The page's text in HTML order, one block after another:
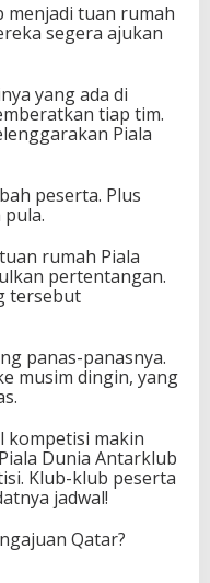
menjadi tuan rumah
segera ajukan
yang ada di
tiap tim.
Piala
peserta. Plus
rumah Piala
pertentangan.
tersebut
panas-panasnya.
musim dingin, yang
kompetisi makin
Dunia Antarklub
Klub-klub peserta
jadwal!
Qatar?